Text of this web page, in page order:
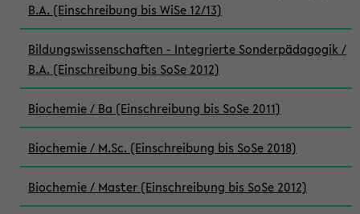
B.A. (Einschreibung bis WiSe 12/13)
Bildungswissenschaften - Integrierte Sonderpädagogik /
B.A. (Einschreibung bis SoSe 2012)
Biochemie / Ba (Einschreibung bis SoSe 2011)
Biochemie / M.Sc. (Einschreibung bis SoSe 2018)
Biochemie / Master (Einschreibung bis SoSe 2012)